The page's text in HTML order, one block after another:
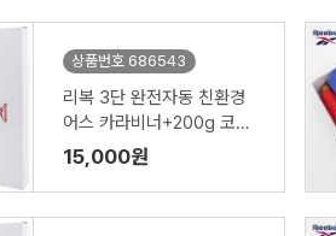
상품번호 686543
리복 3단 완전자동 친환경
어스 카라비너+200g 코마
사타올 세트
15,000원